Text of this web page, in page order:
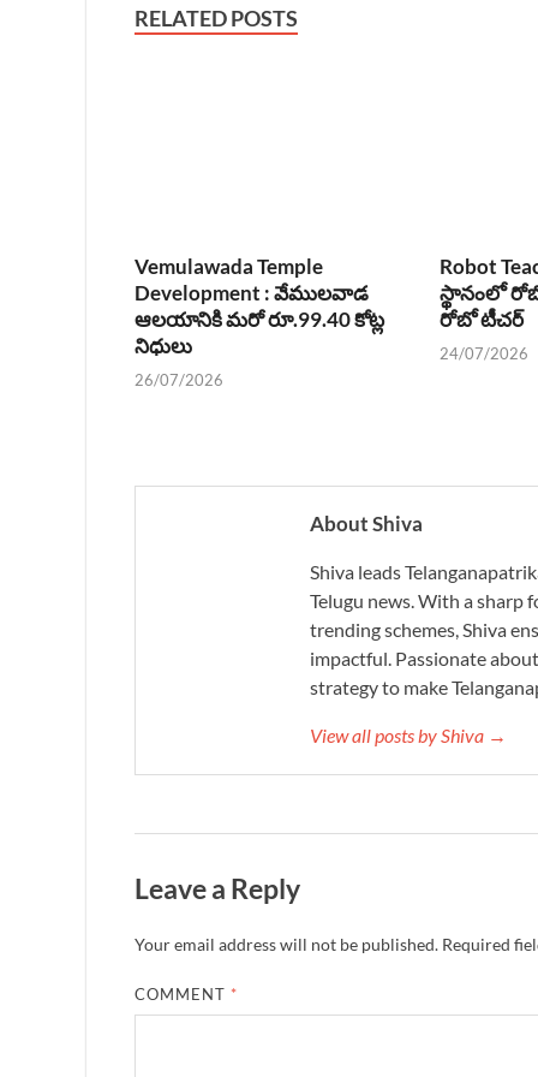
RELATED POSTS
Vemulawada Temple
Development : వేములవాడ
ఆలయానికి మరో రూ.99.40 కోట్ల
నిధులు
26/07/2026
Robot
స్థానంలో
రోబో టీచర్
24/07/2026
About Shiva
Shiva leads
Telugu news. With a sharp
trending schemes, Shiva
impactful. Passionate
strategy to make
View all posts by Shiva →
Leave a Reply
Your email address will not be published. Required
COMMENT *